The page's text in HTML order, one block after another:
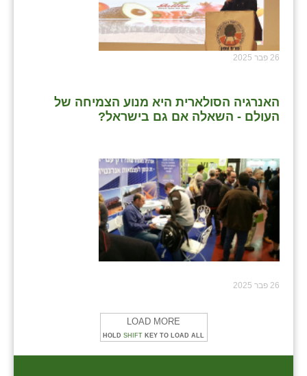
26 פבר 2025
האנרגיה הסולארית היא מנוע הצמיחה של
העולם - השאלה אם גם בישראל?
26 פבר 2025
LOAD MORE
HOLD SHIFT KEY TO LOAD ALL